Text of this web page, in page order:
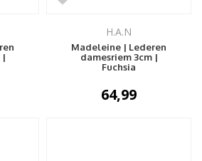
|
H.A.N
Madeleine | Lederen
damesriem 3cm |
Fuchsia
64,99